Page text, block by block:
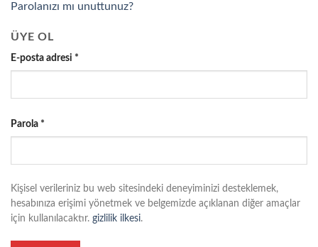
Parolanızı mı unuttunuz?
ÜYE OL
E-posta adresi *
Parola *
Kişisel verileriniz bu web sitesindeki deneyiminizi desteklemek,
hesabınıza erişimi yönetmek ve belgemizde açıklanan diğer amaçlar
için kullanılacaktır. gizlilik ilkesi.